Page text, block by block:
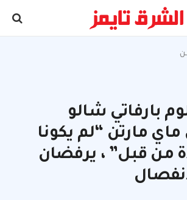
بارفاتي شالو
مارتن “لم يكونا
من قبل” ، يرفضان